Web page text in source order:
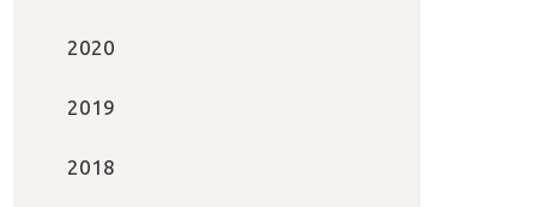
2020
2019
2018